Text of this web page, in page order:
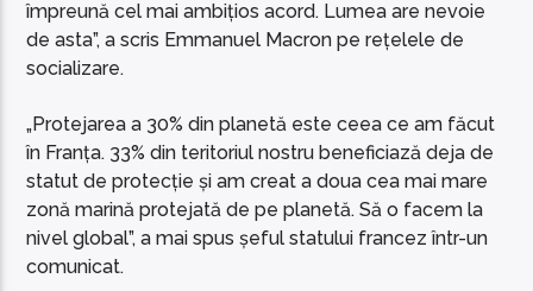
împreună cel mai ambițios acord. Lumea are nevoie
de asta”, a scris Emmanuel Macron pe rețelele de
socializare.
„Protejarea a 30% din planetă este ceea ce am făcut
în Franța. 33% din teritoriul nostru beneficiază deja de
statut de protecție și am creat a doua cea mai mare
zonă marină protejată de pe planetă. Să o facem la
nivel global”, a mai spus șeful statului francez într-un
comunicat.